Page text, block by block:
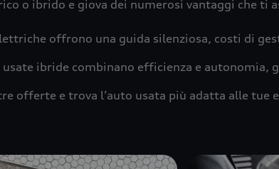
o ibrido e giova dei numerosi vantaggi che ti
offrono una guida silenziosa, costi di
ibride combinano efficienza e
offerte e trova l’auto usata più adatta alle tue